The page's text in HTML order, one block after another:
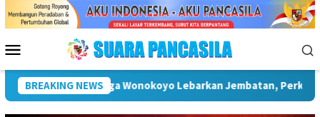
Menu
Mobile
BREAKING NEWS
Pertanian dan Dukung Wisata Juang Jelang HUT RI ke-81